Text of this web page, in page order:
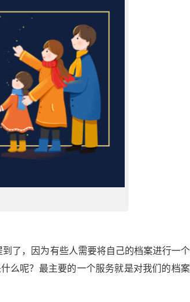
了，因为有些人需要将自己的档案进行一
么呢？最主要的一个服务就是对我们的档